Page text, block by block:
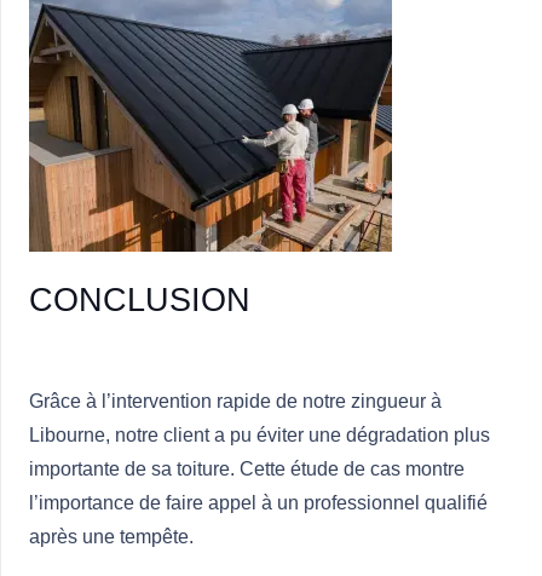
CONCLUSION
Grâce à l’intervention rapide de notre zingueur à
Libourne, notre client a pu éviter une dégradation plus
importante de sa toiture. Cette étude de cas montre
l’importance de faire appel à un professionnel qualifié
après une tempête.